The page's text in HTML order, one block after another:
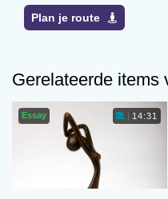
Plan je route
Gerelateerde items
Essay 14:31